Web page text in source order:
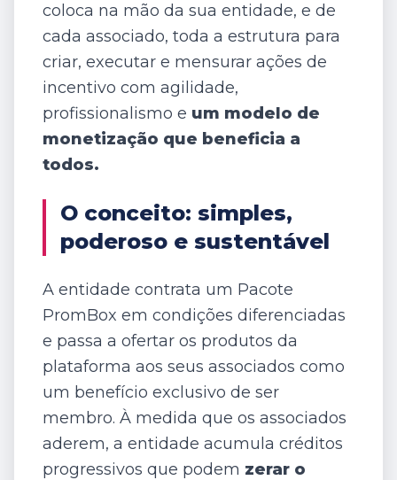
coloca na mão da sua entidade, e de
cada associado, toda a estrutura para
criar, executar e mensurar ações de
incentivo com agilidade,
profissionalismo e um modelo de
monetização que beneficia a
todos.
O conceito: simples,
poderoso e sustentável
A entidade contrata um Pacote
PromBox em condições diferenciadas
e passa a ofertar os produtos da
plataforma aos seus associados como
um benefício exclusivo de ser
membro. À medida que os associados
aderem, a entidade acumula créditos
progressivos que podem zerar o